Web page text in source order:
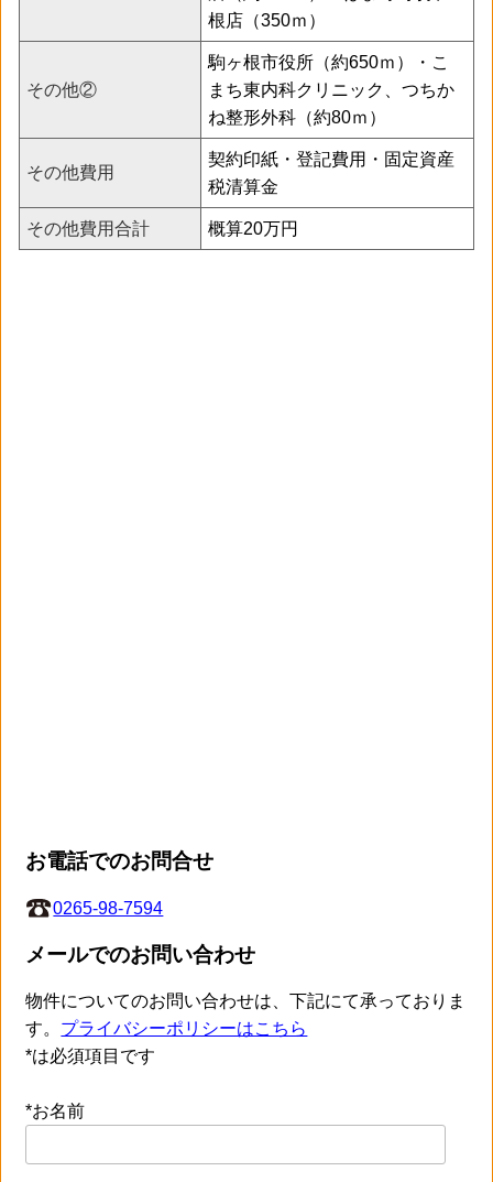
根店（350ｍ）
その他②
駒ヶ根市役所（約650ｍ）・こ
まち東内科クリニック、つちか
ね整形外科（約80ｍ）
その他費用
契約印紙・登記費用・固定資産
税清算金
その他費用合計 概算20万円
お電話でのお問合せ
0265-98-7594
メールでのお問い合わせ
物件についてのお問い合わせは、下記にて承っておりま
す。 プライバシーポリシーはこちら
*は必須項目です
*お名前